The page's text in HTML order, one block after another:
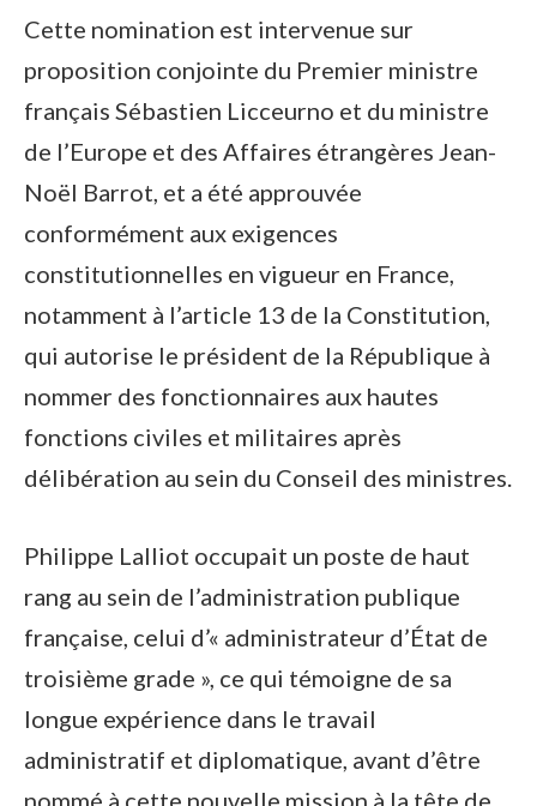
Cette nomination est intervenue sur
proposition conjointe du Premier ministre
français Sébastien Licceurno et du ministre
de l’Europe et des Affaires étrangères Jean-
Noël Barrot, et a été approuvée
conformément aux exigences
constitutionnelles en vigueur en France,
notamment à l’article 13 de la Constitution,
qui autorise le président de la République à
nommer des fonctionnaires aux hautes
fonctions civiles et militaires après
délibération au sein du Conseil des ministres.
Philippe Lalliot occupait un poste de haut
rang au sein de l’administration publique
française, celui d’« administrateur d’État de
troisième grade », ce qui témoigne de sa
longue expérience dans le travail
administratif et diplomatique, avant d’être
nommé à cette nouvelle mission à la tête de